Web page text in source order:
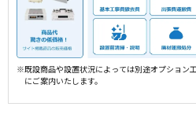
※既設商品や設置状況によっては別途オプション
にご案内いたします。